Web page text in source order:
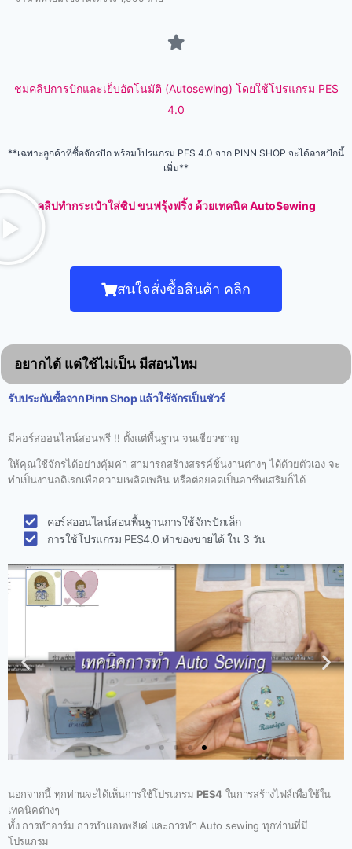
ชมคลิปการปักและเย็บอัตโนมัติ (Autosewing) โดยใช้โปรแกรม PES
4.0
**เฉพาะลูกค้าที่ซื้อจักรปัก พร้อมโปรแกรม PES 4.0 จาก PINN SHOP จะได้ลายปักนี้
เพิ่ม**
คลิปทำกระเป๋าใส่ซิป ขนฟรุ้งฟริ้ง ด้วยเทคนิค AutoSewing
สนใจสั่งซื้อสินค้า คลิก
อยากได้ แต่ใช้ไม่เป็น มีสอนไหม
รับประกันซื้อจาก Pinn Shop แล้วใช้จักรเป็นชัวร์
มีคอร์สออนไลน์สอนฟรี !! ตั้งแต่พื้นฐาน จนเชี่ยวชาญ
ให้คุณใช้จักรได้อย่างคุ้มค่า สามารถสร้างสรรค์ชิ้นงานต่างๆ ได้ด้วยตัวเอง จะ
ทำเป็นงานอดิเรกเพื่อความเพลิดเพลิน หรือต่อยอดเป็นอาชีพเสริมก็ได้
คอร์สออนไลน์สอนพื้นฐานการใช้จักรปักเล็ก
การใช้โปรแกรม PES4.0 ทำของขายได้ ใน 3 วัน
นอกจากนี้ ทุกท่านจะได้เห็นการใช้โปรแกรมPES4ในการสร้างไฟล์เพื่อใช้ใน
เทคนิคต่างๆ
ทั้ง การทำอาร์ม การทำแอพพลิเค่ และการทำ Auto sewing ทุกท่านที่มี
โปรแกรม